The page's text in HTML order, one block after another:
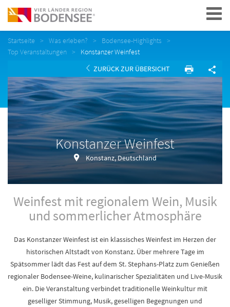
Navigation
Startseite Was erleben?
Bodensee-Highlights
Top Veranstaltungen
Konstanzer Weinfest
ZURÜCK ZUR ÜBERSICHT
Konstanzer Weinfest
Konstanz, Deutschland
Weinfest mit regionalem Wein, Musik
und sommerlicher Atmosphäre
Das Konstanzer Weinfest ist ein klassisches Weinfest im Herzen der
historischen Altstadt von Konstanz. Über mehrere Tage im
Spätsommer lädt das Fest auf dem St. Stephans-Platz zum Genießen
regionaler Bodensee-Weine, kulinarischer Spezialitäten und Live-Musik
ein. Die Veranstaltung verbindet traditionelle Weinkultur mit
geselliger Stimmung, Musik, geselligen Begegnungen und